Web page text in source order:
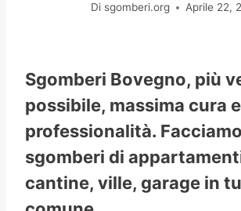
Di sgomberi.org Aprile 22,
Sgomberi Bovegno, più
possibile, massima cura e
professionalità. Facciamo
sgomberi di
cantine, ville, garage in